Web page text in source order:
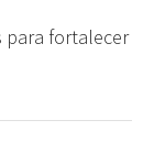
para fortalecer